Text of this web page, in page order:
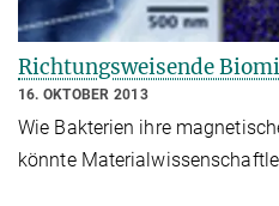
Richtungsweisende
16. OKTOBER 2013
Wie Bakterien ihre
könnte